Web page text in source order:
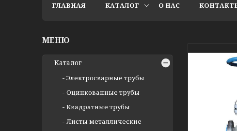
ГЛАВНАЯ КАТАЛОГ О НАС
Каталог
Электросварные трубы
Оцинкованные трубы
Квадратные трубы
Листы металлические